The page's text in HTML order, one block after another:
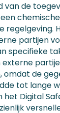
van de
regelgeving.
partijen
specifieke
omdat de
tot lange
het Digital